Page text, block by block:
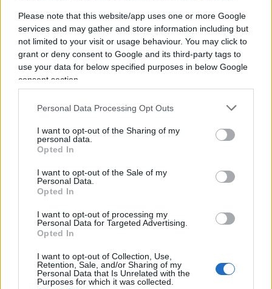
Please note that this website/app uses one or more Google
services and may gather and store information including but
not limited to your visit or usage behaviour. You may click to
grant or deny consent to Google and its third-party tags to
use your data for below specified purposes in below Google
consent section.
Personal Data Processing Opt Outs
I want to opt-out of the Sharing of my
personal data.
Opted In
I want to opt-out of the Sale of my
Personal Data.
Opted In
I want to opt-out of processing my
Personal Data for Targeted Advertising.
Opted In
I want to opt-out of Collection, Use,
Retention, Sale, and/or Sharing of my
Personal Data that Is Unrelated with the
Purposes for which it was collected.
televisivo di guerra delle 18, lo speakerAngelo
Borrelli, all’epoca capo del Dipartimento della
protezione civile, ogni volta specificava che i morti
segnalati dovevano intendersi con il Covid e non
per il Covid. Una distinzione che nel tempo si è
gradualmente persa, anche per grave
quale, venendo incontro ai desiderata di chi
ancora oggi ritiene conveniente cavalcare la paura
diffusa, ha contribuito in maniera determinante a
far affermare una tale mistificazione di massa.
D’altro canto, a ben pensarci, la stessa,
vergognosa mistificazione ha rappresentato uno
dei capisaldi del partito unico del virus, di cui
Roberto Speranzaè il leader in pectore
, per